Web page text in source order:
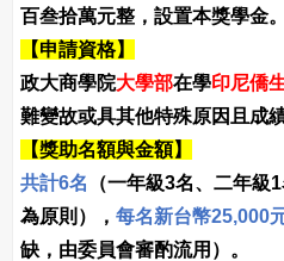
百叁拾萬元整，設置本獎學金。
【申請資格】
政大商學院大學部在學印尼僑
難變故或具其他特殊原因且成績
【獎助名額與金額】
共計6名
（一年級3名、二年級
為原則）， 每名新台幣25,000
缺，由委員會審酌流用）。